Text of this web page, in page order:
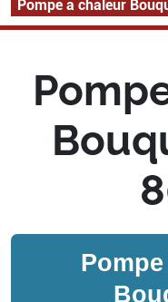
Pompe à chaleur